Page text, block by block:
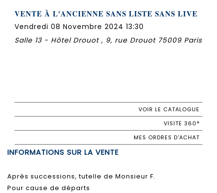
VENTE À L'ANCIENNE SANS LISTE SANS LIVE
Vendredi 08 Novembre 2024 13:30
Salle 13 - Hôtel Drouot , 9, rue Drouot 75009 Paris
VOIR LE CATALOGUE
VISITE 360°
MES ORDRES D'ACHAT
INFORMATIONS SUR LA VENTE
Après successions, tutelle de Monsieur F.
Pour cause de départs